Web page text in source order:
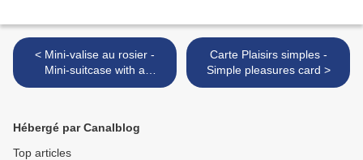
< Mini-valise au rosier -
Mini-suitcase with a
rosebush
Carte Plaisirs simples -
Simple pleasures card >
Hébergé par Canalblog
Top articles